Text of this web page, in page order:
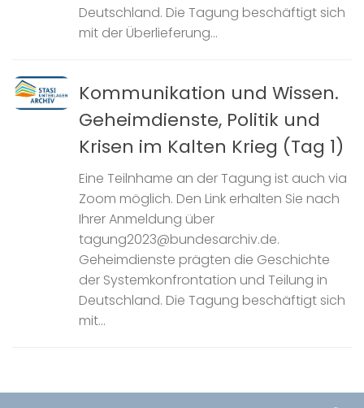
Deutschland. Die Tagung beschäftigt sich
mit der Überlieferung...
Kommunikation und Wissen.
Geheimdienste, Politik und
Krisen im Kalten Krieg (Tag 1)
Eine Teilnhame an der Tagung ist auch via
Zoom möglich. Den Link erhalten Sie nach
Ihrer Anmeldung über
tagung2023@bundesarchiv.de.
Geheimdienste prägten die Geschichte
der Systemkonfrontation und Teilung in
Deutschland. Die Tagung beschäftigt sich
mit...